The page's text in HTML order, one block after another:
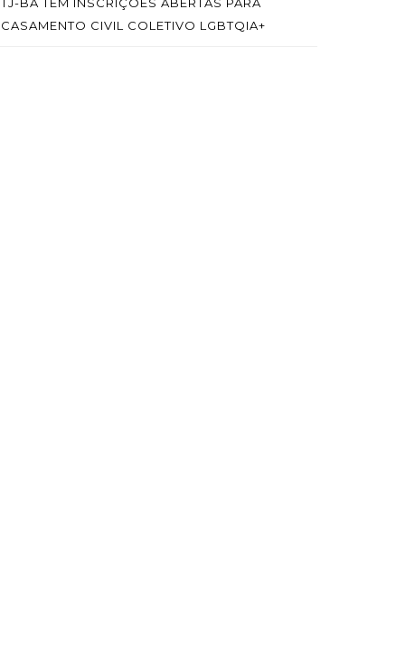
TJ-BA TEM INSCRIÇÕES ABERTAS PARA
CASAMENTO CIVIL COLETIVO LGBTQIA+